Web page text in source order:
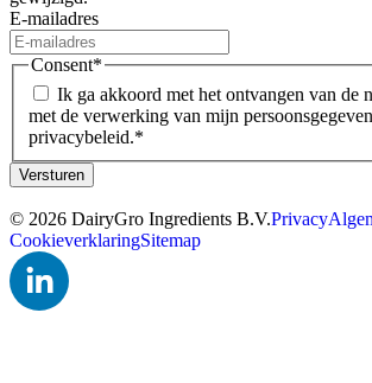
E-mailadres
Consent*
Ik ga akkoord met het ontvangen van de
met de verwerking van mijn
privacybeleid.*
Versturen
© 2026 DairyGro Ingredients B.V.Privacy
CookieverklaringSitemap